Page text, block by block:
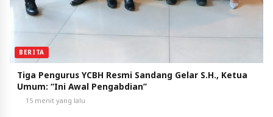
BERITA
Tiga Pengurus YCBH Resmi Sandang Gelar S.H., Ketua
Umum: “Ini Awal Pengabdian”
15 menit yang lalu